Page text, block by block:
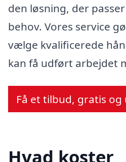
den løsning, der
behov. Vores service
vælge kvalificerede
kan få udført arbejdet
Få et tilbud, gratis
Hvad koster